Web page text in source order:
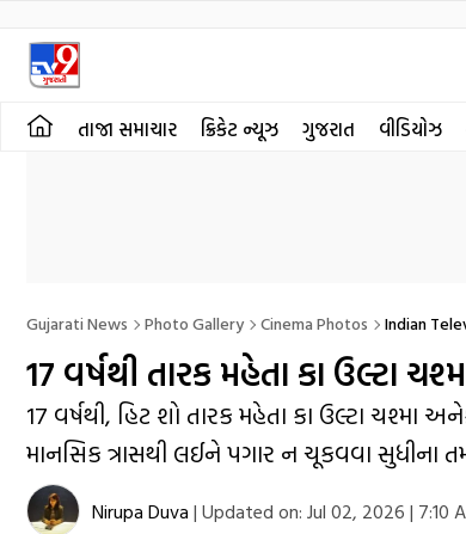
તાજા સમાચાર ક્રિકેટ ન્યૂઝ ગુજરાત વીડિયોઝ
Gujarati News Photo Gallery Cinema Photos Indian
17 વર્ષથી તારક મહેતા કા ઉલ્ટા
17 વર્ષથી, હિટ શો તારક મહેતા કા ઉલ્ટા ચશ્મા
માનસિક ત્રાસથી લઈને પગાર ન ચૂકવવા
Nirupa Duva | Updated on: Jul 02, 2026 | 7:10